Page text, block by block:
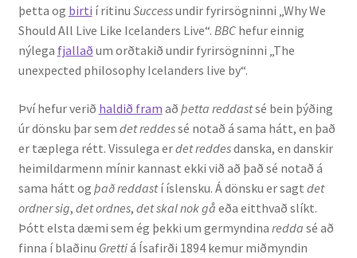
þetta og birti í ritinu Successundir fyrirsögninni „Why We
Should All Live Like Icelanders Live“. BBChefur einnig
nýlega fjallað um orðtakið undir fyrirsögninni „The
unexpected philosophy Icelanders live by“.
Því hefur verið haldið fram að þetta reddastsé bein þýðing
úr dönsku þar sem det reddessé notað á sama hátt, en það
er tæplega rétt. Vissulega erdet reddesdanska, en danskir
heimildarmenn mínir kannast ekki við að það sé notað á
sama hátt og það reddastí íslensku. Á dönsku er sagt det
ordner sig, det ordnes, det skal nok gå eða eitthvað slíkt.
Þótt elsta dæmi sem ég þekki um germyndina redda sé að
finna í blaðinu Grettiá Ísafirði 1894 kemur miðmyndin